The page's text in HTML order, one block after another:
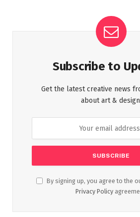
Subscribe to
Get the latest creative news
about art &
By signing up, you agree to the
Privacy Policy